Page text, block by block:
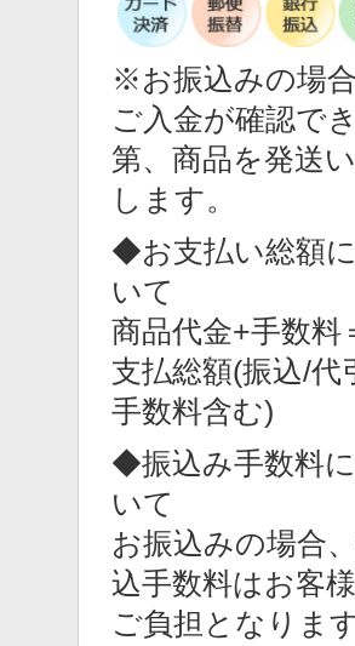
※お振込みの場合
ご入金が確認で
第、商品を発送
します。
◆お支払い総額
いて
商品代金+手数料
支払総額(振込/代
手数料含む)
◆振込み手数料
いて
お振込みの場合
込手数料はお客
ご負担となります